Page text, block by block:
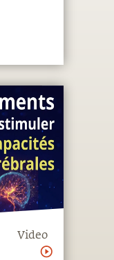
Video